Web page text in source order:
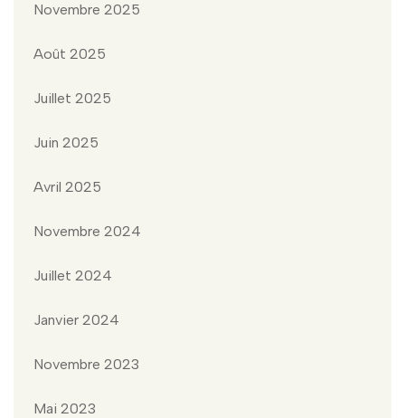
Novembre 2025
Août 2025
Juillet 2025
Juin 2025
Avril 2025
Novembre 2024
Juillet 2024
Janvier 2024
Novembre 2023
Mai 2023